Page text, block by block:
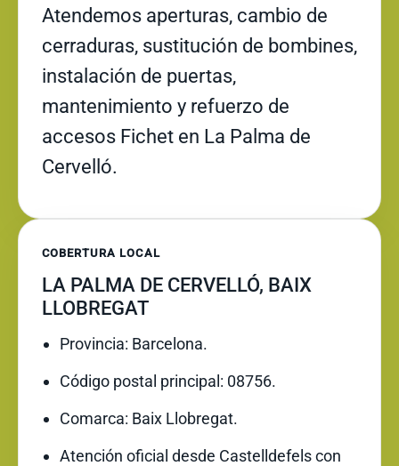
Atendemos aperturas, cambio de
cerraduras, sustitución de bombines,
instalación de puertas,
mantenimiento y refuerzo de
accesos Fichet en La Palma de
Cervelló.
COBERTURA LOCAL
LA PALMA DE CERVELLÓ, BAIX
LLOBREGAT
Provincia: Barcelona.
Código postal principal: 08756.
Comarca: Baix Llobregat.
Atención oficial desde Castelldefels con